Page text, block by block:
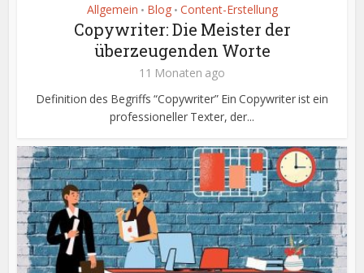
Allgemein • Blog • Content-Erstellung
Copywriter: Die Meister der
überzeugenden Worte
11 Monaten ago
Definition des Begriffs “Copywriter” Ein Copywriter ist ein
professioneller Texter, der...